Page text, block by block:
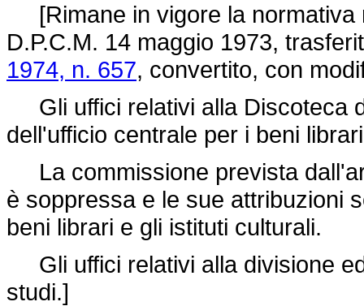
[Rimane in vigore la normativa
D.P.C.M. 14 maggio 1973,
1974, n. 657, convertito, con
Gli uffici relativi alla Discoteca
dell'ufficio centrale per i beni
La commissione prevista
è soppressa e le sue attribuzioni
beni librari e gli istituti culturali.
Gli uffici relativi alla divisione
studi.]